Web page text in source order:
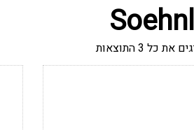
את כל ⁦3⁩ התוצאות ממוין
הפריט